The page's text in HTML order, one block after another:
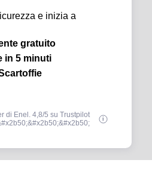
e inizia a
gratuito
in 5 minuti
di Enel. 4,8/5 su Trustpilot